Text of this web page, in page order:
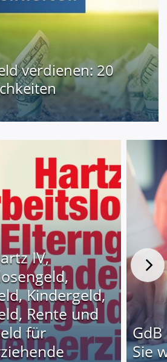
verdienen: 20
IV,
Kindergeld,
Rente und
für
Sie